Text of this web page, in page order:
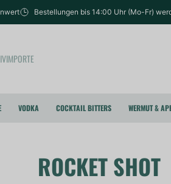
Bestellungen bis 14:00 Uhr (Mo-Fr)
VODKA COCKTAIL BITTERS WERMUT &
ROCKET SHOT